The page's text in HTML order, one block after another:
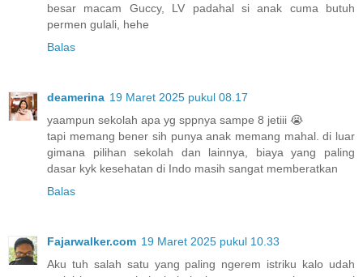
besar macam Guccy, LV padahal si anak cuma butuh
permen gulali, hehe
Balas
deamerina 19 Maret 2025 pukul 08.17
yaampun sekolah apa yg sppnya sampe 8 jetiii 😭
tapi memang bener sih punya anak memang mahal. di luar
gimana pilihan sekolah dan lainnya, biaya yang paling
dasar kyk kesehatan di Indo masih sangat memberatkan
Balas
Fajarwalker.com 19 Maret 2025 pukul 10.33
Aku tuh salah satu yang paling ngerem istriku kalo udah